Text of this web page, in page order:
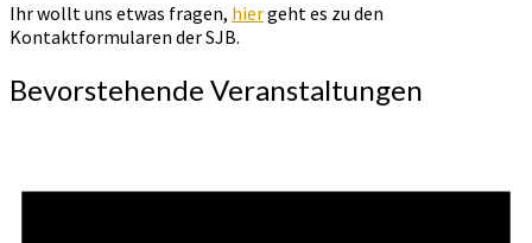
Ihr wollt uns etwas fragen, hiergeht es zu den
Kontaktformularen der SJB.
Bevorstehende Veranstaltungen